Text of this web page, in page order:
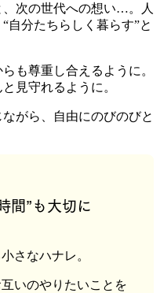
次の世代への想い…。人
自分たちらしく暮らす”と
も尊重し合えるように。
見守れるように。
がら、自由にのびのびと
間”も大切に
さなハナレ。
いのやりたいことを